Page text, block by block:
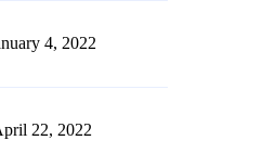
4, 2022
22, 2022